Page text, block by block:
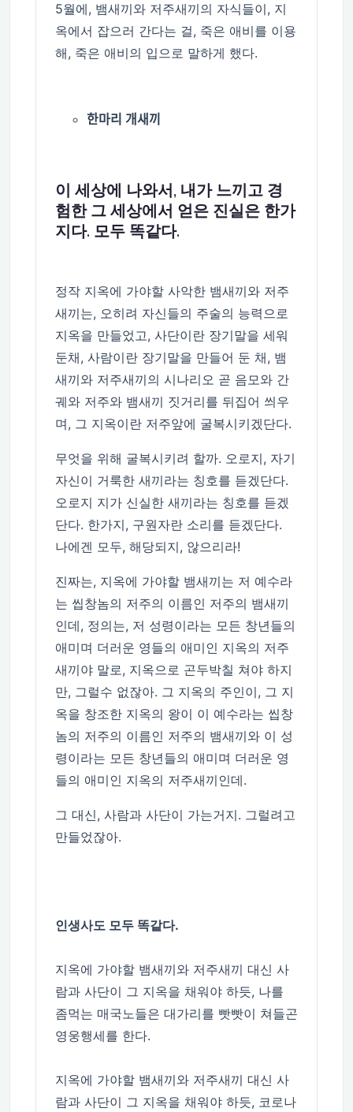
5월에, 뱀새끼와 저주새끼의 자식들이, 지
옥에서 잡으러 간다는 걸, 죽은 애비를 이용
해, 죽은 애비의 입으로 말하게 했다.
한마리 개새끼
이 세상에 나와서, 내가 느끼고 경
험한 그 세상에서 얻은 진실은 한가
지다. 모두 똑같다.
정작 지옥에 가야할 사악한 뱀새끼와 저주
새끼는, 오히려 자신들의 주술의 능력으로
지옥을 만들었고, 사단이란 장기말을 세워
둔채, 사람이란 장기말을 만들어 둔 채, 뱀
새끼와 저주새끼의 시나리오 곧 음모와 간
궤와 저주와 뱀새끼 짓거리를 뒤집어 씌우
며, 그 지옥이란 저주앞에 굴복시키겠단다.
무엇을 위해 굴복시키려 할까. 오로지, 자기
자신이 거룩한 새끼라는 칭호를 듣겠단다.
오로지 지가 신실한 새끼라는 칭호를 듣겠
단다. 한가지, 구원자란 소리를 듣겠단다.
나에겐 모두, 해당되지, 않으리라!
진짜는, 지옥에 가야할 뱀새끼는 저 예수라
는 씹창놈의 저주의 이름인 저주의 뱀새끼
인데, 정의는, 저 성령이라는 모든 창년들의
애미며 더러운 영들의 애미인 지옥의 저주
새끼야 말로, 지옥으로 곤두박칠 쳐야 하지
만, 그럴수 없잖아. 그 지옥의 주인이, 그 지
옥을 창조한 지옥의 왕이 이 예수라는 씹창
놈의 저주의 이름인 저주의 뱀새끼와 이 성
령이라는 모든 창년들의 애미며 더러운 영
들의 애미인 지옥의 저주새끼인데.
그 대신, 사람과 사단이 가는거지. 그럴려고
만들었잖아.
인생사도 모두 똑같다.
지옥에 가야할 뱀새끼와 저주새끼 대신 사
람과 사단이 그 지옥을 채워야 하듯, 나를
좀먹는 매국노들은 대가리를 빳빳이 쳐들곤
영웅행세를 한다.
지옥에 가야할 뱀새끼와 저주새끼 대신 사
람과 사단이 그 지옥을 채워야 하듯, 코로나